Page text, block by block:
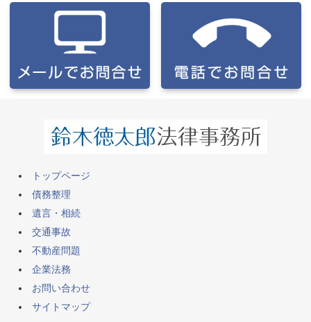
トップページ
債務整理
遺言・相続
交通事故
不動産問題
企業法務
お問い合わせ
サイトマップ